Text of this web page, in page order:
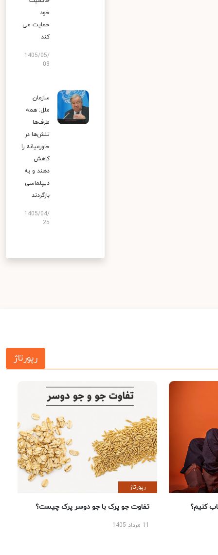
خود
حمایت می
کند
1405/05/
03
سازمان
ملل: همه
طرف‌ها
تنش‌ها در
خاورمیانه را
کاهش
دهند و به
دیپلماسی
بازگردند
1405/04/
25
رپورتاژ
کنیم؟
رپورتاژ
تفاوت جو پرک با جو دوسر پرک چیست؟